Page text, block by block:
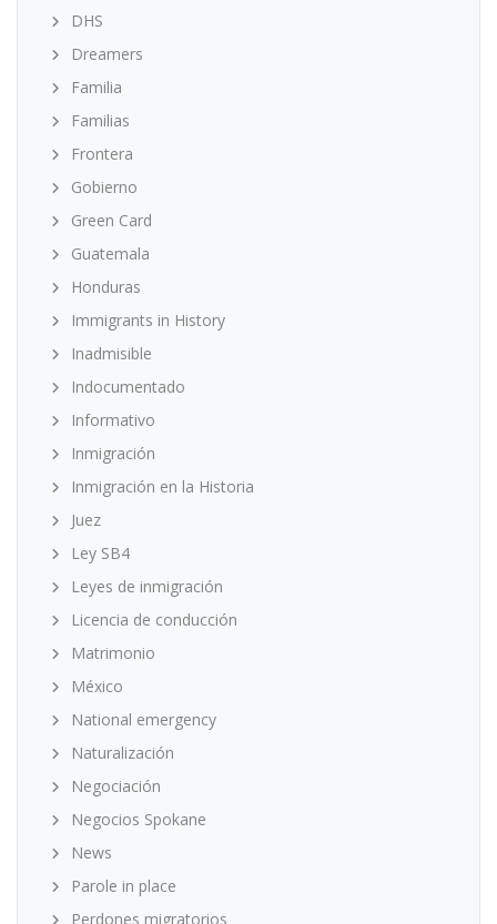
DHS
Dreamers
Familia
Familias
Frontera
Gobierno
Green Card
Guatemala
Honduras
Immigrants in History
Inadmisible
Indocumentado
Informativo
Inmigración
Inmigración en la Historia
Juez
Ley SB4
Leyes de inmigración
Licencia de conducción
Matrimonio
México
National emergency
Naturalización
Negociación
Negocios Spokane
News
Parole in place
Perdones migratorios